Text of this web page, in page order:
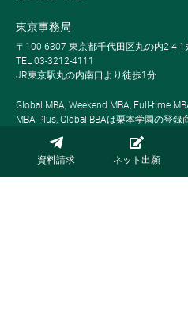
資料請求 ネット出願
東京事務局
〒100-6307 東京都千代田区丸の内2-4-1
TEL 03-3212-4111
JR東京駅丸の内南口より徒歩1分
Global MBA, Weekend MBA, Full-time
MBA Plus, Global BBAは栗本学園の登録